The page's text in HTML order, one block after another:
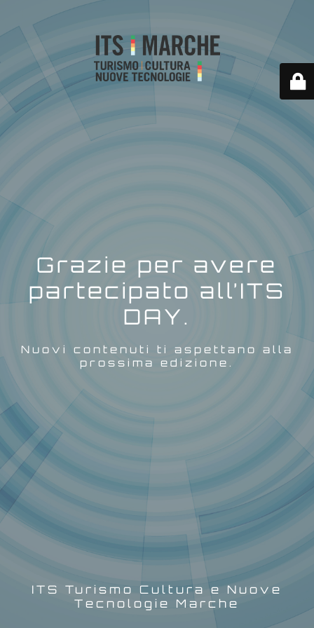
Grazie per avere
partecipato all’ITS
DAY.
Nuovi contenuti ti aspettano alla
prossima edizione.
ITS Turismo Cultura e Nuove
Tecnologie Marche